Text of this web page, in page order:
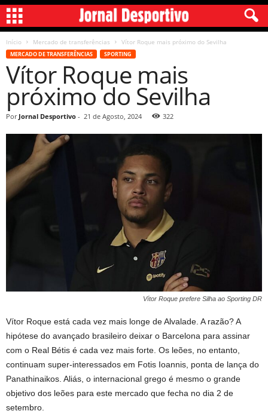
Início Mercado de transferências Vítor Roque mais próximo do Sevilha
MERCADO DE TRANSFERÊNCIAS SPORTING
Vítor Roque mais
próximo do Sevilha
Por Jornal Desportivo - 21 de Agosto, 2024 322
Vítor Roque prefere Silha ao Sporting DR
Vítor Roque está cada vez mais longe de Alvalade. A razão? A
hipótese do avançado brasileiro deixar o Barcelona para assinar
com o Real Bétis é cada vez mais forte. Os leões, no entanto,
continuam super-interessados em Fotis Ioannis, ponta de lança do
Panathinaikos. Aliás, o internacional grego é mesmo o grande
objetivo dos leões para este mercado que fecha no dia 2 de
setembro.